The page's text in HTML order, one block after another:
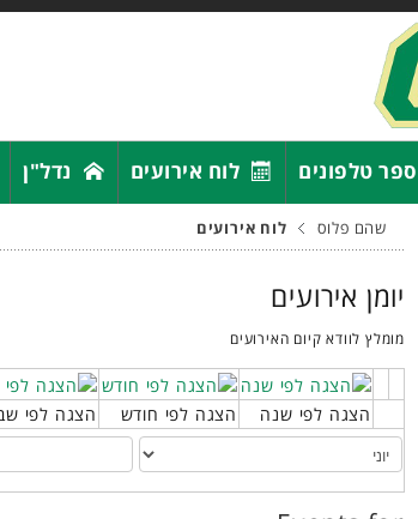
ספר טלפונים לוח אירועים נדל"ן
שהם פלוס לוח אירועים
יומן אירועים
מומלץ לוודא קיום האירועים
הצגה לפי שנה הצגה לפי חודש הצגה לפי